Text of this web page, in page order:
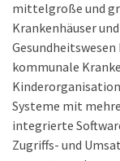
mittelgroße und
Krankenhäuser
Gesundheitswesen
kommunale
Systeme mit
integrierte
Zugriffs- und